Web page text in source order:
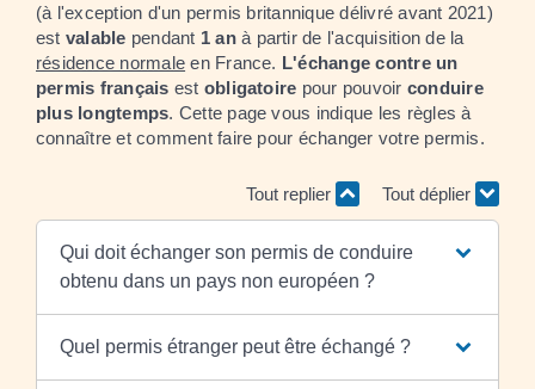
(à l'exception d'un permis britannique délivré avant 2021)
est valable pendant 1 anà partir de l'acquisition de la
résidence normale en France. L'échange contre un
permis français est obligatoire pour pouvoir conduire
plus longtemps. Cette page vous indique les règles à
connaître et comment faire pour échanger votre permis.
Tout replier Tout déplier
Qui doit échanger son permis de conduire
obtenu dans un pays non européen ?
Quel permis étranger peut être échangé ?